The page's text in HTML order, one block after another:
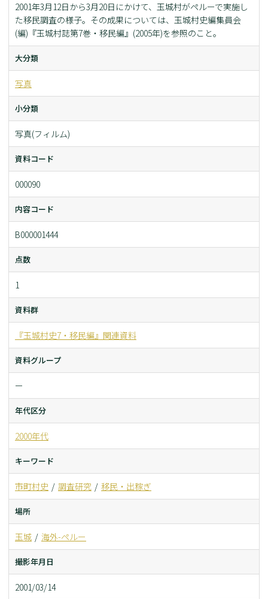
2001年3月12日から3月20日にかけて、玉城村がペルーで実施し
た移民調査の様子。その成果については、玉城村史編集員会
(編)『玉城村誌第7巻・移民編』(2005年)を参照のこと。
大分類
写真
小分類
写真(フィルム)
資料コード
000090
内容コード
B000001444
点数
1
資料群
『玉城村史7・移民編』関連資料
資料グループ
ー
年代区分
2000年代
キーワード
市町村史 調査研究 移民・出稼ぎ
場所
玉城 海外-ペルー
撮影年月日
2001/03/14